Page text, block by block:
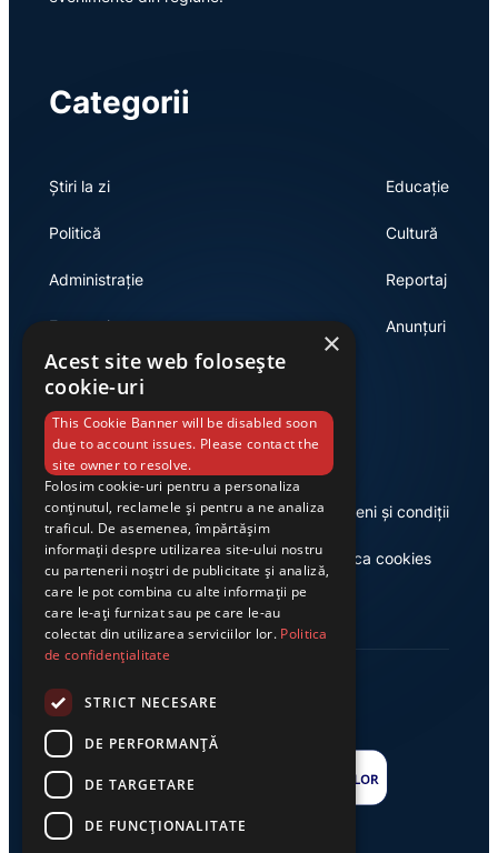
Categorii
Știri la zi
Politică
Administrație
Economie
Educație
Cultură
Reportaj
Anunțuri
Link-uri utile
Despre noi
Casa de editură Exclusiv
Termeni și condiții
Politica cookies
×
Acest site web folosește
cookie-uri
This Cookie Banner will be disabled soon
due to account issues. Please contact the
site owner to resolve.
Folosim cookie-uri pentru a personaliza
conținutul, reclamele și pentru a ne analiza
traficul. De asemenea, împărtășim
informații despre utilizarea site-ului nostru
cu partenerii noștri de publicitate și analiză,
care le pot combina cu alte informații pe
care le-ați furnizat sau pe care le-au
colectat din utilizarea serviciilor lor. Politica
de confidențialitate
STRICT NECESARE
DE PERFORMANȚĂ
DE TARGETARE
DE FUNCŢIONALITATE